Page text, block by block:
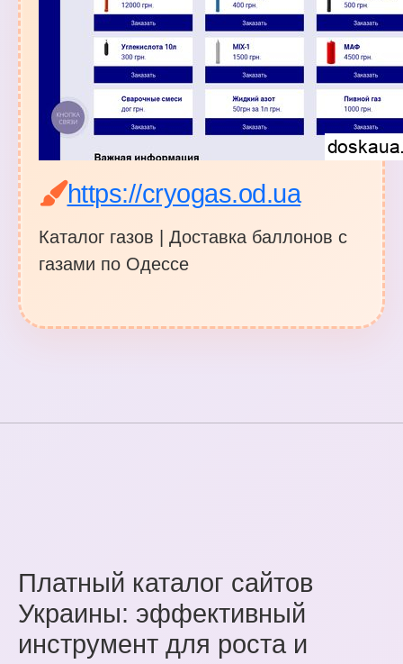
https://cryogas.od.ua
Каталог газов | Доставка баллонов с
газами по Одессе
Платный каталог сайтов
Украины: эффективный
инструмент для роста и